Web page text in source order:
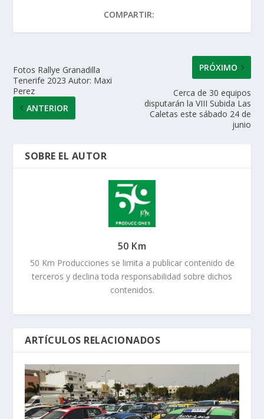
p k
n
r
COMPARTIR:
Fotos Rallye Granadilla
Tenerife 2023 Autor: Maxi
Perez
ANTERIOR
PRÓXIMO
Cerca de 30 equipos
disputarán la VIII Subida Las
Caletas este sábado 24 de
junio
SOBRE EL AUTOR
50 Km
50 Km Producciones se limita a publicar contenido de
terceros y declina toda responsabilidad sobre dichos
contenidos.
ARTÍCULOS RELACIONADOS